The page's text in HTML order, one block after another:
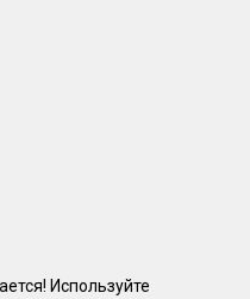
Используйте